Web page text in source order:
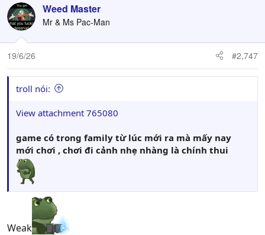
c
t
i
o
n
s
:
Weed Master
Mr & Ms Pac-Man
19/6/26 #2,747
troll nói:
View attachment 765080
game có trong family từ lúc mới ra mà mấy nay
mới chơi , chơi đi cảnh nhẹ nhàng là chính thui
Weak